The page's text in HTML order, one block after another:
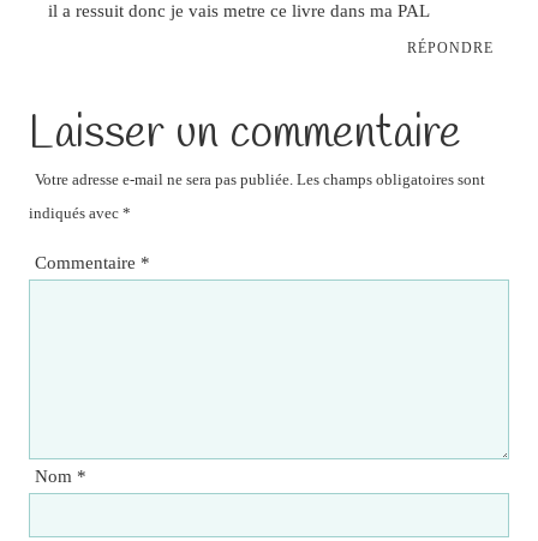
il a ressuit donc je vais metre ce livre dans ma PAL
RÉPONDRE
Laisser un commentaire
Votre adresse e-mail ne sera pas publiée. Les champs obligatoires sont
indiqués avec *
Commentaire *
Nom *